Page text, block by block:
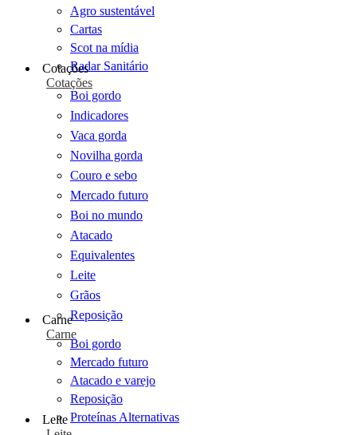
Agro sustentável
Cartas
Scot na mídia
Radar Sanitário
Cotações
Cotações
Boi gordo
Indicadores
Vaca gorda
Novilha gorda
Couro e sebo
Mercado futuro
Boi no mundo
Atacado
Equivalentes
Leite
Grãos
Reposição
Carne
Carne
Boi gordo
Mercado futuro
Atacado e varejo
Reposição
Proteínas Alternativas
Leite